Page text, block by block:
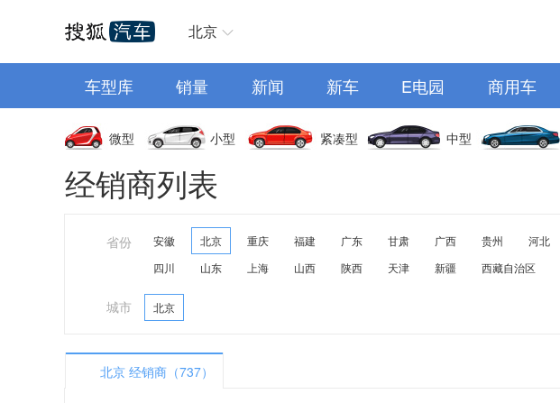
北京
车型库 销量 新闻 新车 E电园 商用车
微型 小型 紧凑型 中型
经销商列表
省份 安徽 北京 重庆 福建 广东 甘肃 广西 贵州 河北
四川
山东 上海 山西 陕西 天津 新疆 西藏自治区
城市 北京
北京 经销商（737）